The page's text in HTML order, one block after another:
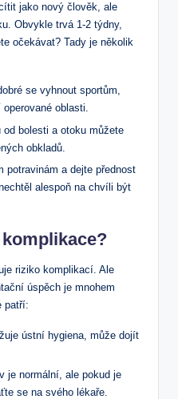
jako nový člověk, ale
Obvykle trvá 1-2 týdny,
očekávat? Tady je několik
se vyhnout sportům,
oblasti.
od bolesti a otoku můžete
obkladů.
potravinám a dejte přednost
alespoň na chvíli být
riziko komplikací. Ale
úspěch je mnohem
patří:
ústní hygiena, může dojít
je normální, ale pokud je
se na svého lékaře.